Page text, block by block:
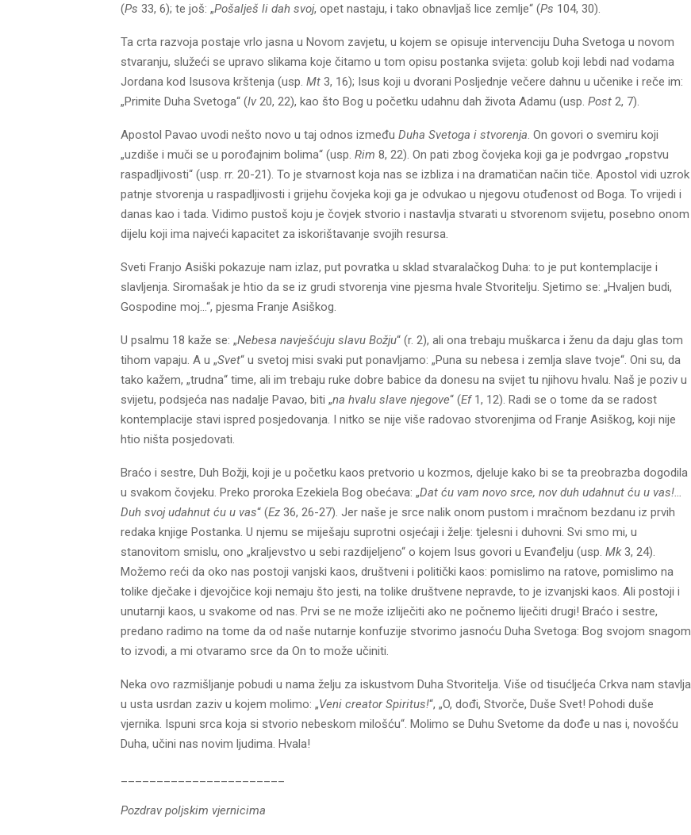
(Ps 33, 6); te još: „Pošalješ li dah svoj, opet nastaju, i tako obnavljaš lice zemlje“ (Ps 104, 30).
Ta crta razvoja postaje vrlo jasna u Novom zavjetu, u kojem se opisuje intervenciju Duha Svetoga u novom
stvaranju, služeći se upravo slikama koje čitamo u tom opisu postanka svijeta: golub koji lebdi nad vodama
Jordana kod Isusova krštenja (usp. Mt 3, 16); Isus koji u dvorani Posljednje večere dahnu u učenike i reče im:
„Primite Duha Svetoga“ (Iv 20, 22), kao što Bog u početku udahnu dah života Adamu (usp. Post 2, 7).
Apostol Pavao uvodi nešto novo u taj odnos između Duha Svetoga i stvorenja . On govori o svemiru koji
„uzdiše i muči se u porođajnim bolima“ (usp. Rim 8, 22). On pati zbog čovjeka koji ga je podvrgao „ropstvu
raspadljivosti“ (usp. rr. 20-21). To je stvarnost koja nas se izbliza i na dramatičan način tiče. Apostol vidi uzrok
patnje stvorenja u raspadljivosti i grijehu čovjeka koji ga je odvukao u njegovu otuđenost od Boga. To vrijedi i
danas kao i tada. Vidimo pustoš koju je čovjek stvorio i nastavlja stvarati u stvorenom svijetu, posebno onom
dijelu koji ima najveći kapacitet za iskorištavanje svojih resursa.
Sveti Franjo Asiški pokazuje nam izlaz, put povratka u sklad stvaralačkog Duha: to je put kontemplacije i
slavljenja. Siromašak je htio da se iz grudi stvorenja vine pjesma hvale Stvoritelju. Sjetimo se: „Hvaljen budi,
Gospodine moj…“, pjesma Franje Asiškog.
U psalmu 18 kaže se: „Nebesa navješćuju slavu Božju“ (r. 2), ali ona trebaju muškarca i ženu da daju glas tom
tihom vapaju. A u „Svet“ u svetoj misi svaki put ponavljamo: „Puna su nebesa i zemlja slave tvoje“. Oni su, da
tako kažem, „trudna“ time, ali im trebaju ruke dobre babice da donesu na svijet tu njihovu hvalu. Naš je poziv u
svijetu, podsjeća nas nadalje Pavao, biti „na hvalu slave njegove“ (Ef 1, 12). Radi se o tome da se radost
kontemplacije stavi ispred posjedovanja. I nitko se nije više radovao stvorenjima od Franje Asiškog, koji nije
htio ništa posjedovati.
Braćo i sestre, Duh Božji, koji je u početku kaos pretvorio u kozmos, djeluje kako bi se ta preobrazba dogodila
u svakom čovjeku. Preko proroka Ezekiela Bog obećava: „Dat ću vam novo srce, nov duh udahnut ću u vas!…
Duh svoj udahnut ću u vas“ (Ez 36, 26-27). Jer naše je srce nalik onom pustom i mračnom bezdanu iz prvih
redaka knjige Postanka. U njemu se miješaju suprotni osjećaji i želje: tjelesni i duhovni. Svi smo mi, u
stanovitom smislu, ono „kraljevstvo u sebi razdijeljeno“ o kojem Isus govori u Evanđelju (usp. Mk3, 24).
Možemo reći da oko nas postoji vanjski kaos, društveni i politički kaos: pomislimo na ratove, pomislimo na
tolike dječake i djevojčice koji nemaju što jesti, na tolike društvene nepravde, to je izvanjski kaos. Ali postoji i
unutarnji kaos, u svakome od nas. Prvi se ne može izliječiti ako ne počnemo liječiti drugi! Braćo i sestre,
predano radimo na tome da od naše nutarnje konfuzije stvorimo jasnoću Duha Svetoga: Bog svojom snagom
to izvodi, a mi otvaramo srce da On to može učiniti.
Neka ovo razmišljanje pobudi u nama želju za iskustvom Duha Stvoritelja. Više od tisućljeća Crkva nam stavlja
u usta usrdan zaziv u kojem molimo: „Veni creator Spiritus!“, „O, dođi, Stvorče, Duše Svet! Pohodi duše
vjernika. Ispuni srca koja si stvorio nebeskom milošću“. Molimo se Duhu Svetome da dođe u nas i, novošću
Duha, učini nas novim ljudima. Hvala!
Pozdrav poljskim vjernicima